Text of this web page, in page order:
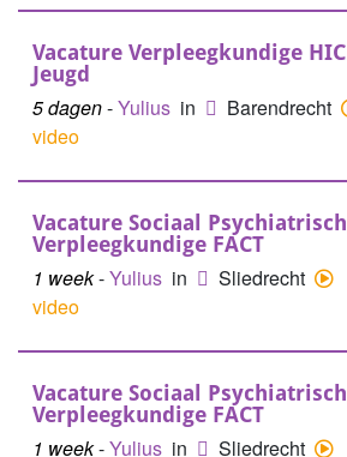
Vacature Verpleegkundige HIC
Jeugd
5 dagen-Yulius in
Barendrecht
video
Vacature Sociaal Psychiatrisch
Verpleegkundige FACT
1 week-Yulius in
Sliedrecht
video
Vacature Sociaal Psychiatrisch
Verpleegkundige FACT
1 week-Yulius in
Sliedrecht